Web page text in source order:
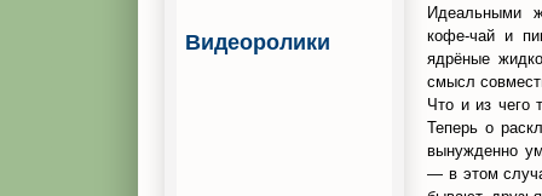
Идеальными
кофе-чай и
ядрёные
смысл
Что и из чего
Теперь о
вынужденно
— в этом
Видеоролики